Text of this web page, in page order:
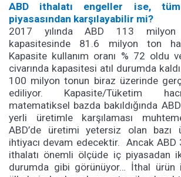
ABD ithalatı engeller ise,
piyasasından karşılayabilir mi?
2017 yılında ABD 113
kapasitesinde 81.6 milyon ton
Kapasite kullanım oranı % 72 oldu
civarında kapasitesi atıl durumda
100 milyon tonun biraz üzerinde
ediliyor. Kapasite/Tüketim
matematiksel bazda bakıldığında
yerli üretimle karşılaması
ABD’de üretimi yetersiz olan bazı
ihtiyacı devam edecektir. Ancak
ithalatı önemli ölçüde iç piyasadan
durumda gibi görünüyor… İthal ürün